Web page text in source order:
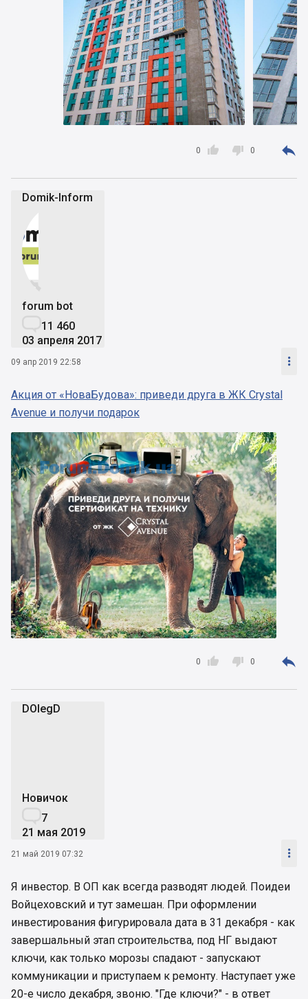

0  0 
Domik-Inform


forum bot
11 460
03 апреля 2017
09 апр 2019 22:58 
Акция от «НоваБудова»: приведи друга в ЖК Crystal
Avenue и получи подарок

0  0 
DOlegD
Новичок
7
21 мая 2019
21 май 2019 07:32 
Я инвестор. В ОП как всегда разводят людей. Поидеи
Войцеховский и тут замешан. При оформлении
инвестирования фигурировала дата в 31 декабря - как
завершальный этап строительства, под НГ выдают
ключи, как только морозы спадают - запускают
коммуникации и приступаем к ремонту. Наступает уже
20-е число декабря, звоню. "Где ключи?" - в ответ